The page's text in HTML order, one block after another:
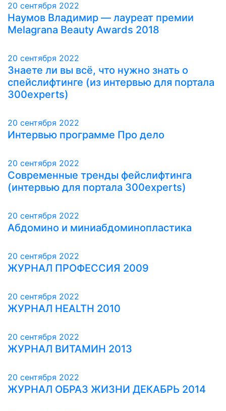
20 сентября 2022
Наумов Владимир — лауреат премии
Melagrana Beauty Awards 2018
20 сентября 2022
Знаете ли вы всё, что нужно знать о
спейслифтинге (из интервью для портала
300experts)
20 сентября 2022
Интервью программе Про дело
20 сентября 2022
Современные тренды фейслифтинга
(интервью для портала 300experts)
20 сентября 2022
Абдомино и миниабдоминопластика
20 сентября 2022
ЖУРНАЛ ПРОФЕССИЯ 2009
20 сентября 2022
ЖУРНАЛ HEALTH 2010
20 сентября 2022
ЖУРНАЛ ВИТАМИН 2013
20 сентября 2022
ЖУРНАЛ ОБРАЗ ЖИЗНИ ДЕКАБРЬ 2014